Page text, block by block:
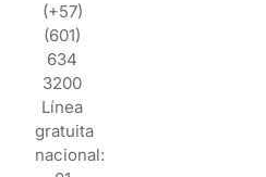
(+57)
(601)
634
3200
Línea
gratuita
nacional: